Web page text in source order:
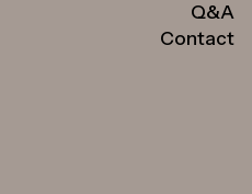
Q&A
Contact